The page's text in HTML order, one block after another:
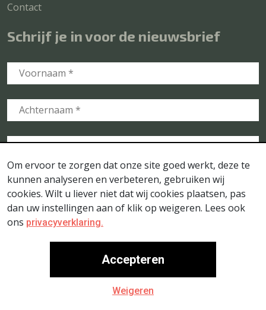
Contact
Schrijf je in voor de nieuwsbrief
© Stichting Voedselbosbouw Nederland - Website door
Go2People- Ontwerp doorLOTS OF- Fotografie door
Rebke.com-Sitemap
Om ervoor te zorgen dat onze site goed werkt, deze te
kunnen analyseren en verbeteren, gebruiken wij
cookies. Wilt u liever niet dat wij cookies plaatsen, pas
dan uw instellingen aan of klik op weigeren. Lees ook
ons privacyverklaring.
Accepteren
Weigeren